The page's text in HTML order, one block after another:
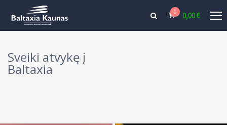
0 0,00€
Sveiki atvykę į
Baltaxia